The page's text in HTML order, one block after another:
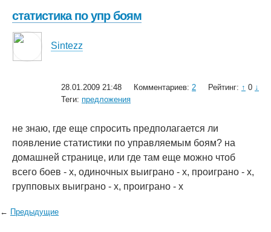
статистика по упр боям
Sintezz
28.01.2009 21:48 Комментариев: 2 Рейтинг: ↑ 0 ↓
Теги: предложения
не знаю, где еще спросить предполагается ли
появление статистики по управляемым боям? на
домашней странице, или где там еще можно чтоб
всего боев - х, одиночных выиграно - х, проиграно - х,
групповых выиграно - х, проиграно - х
← Предыдущие